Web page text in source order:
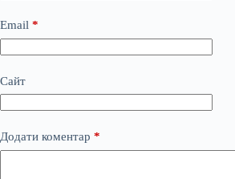
Email *
Сайт
Додати коментар *